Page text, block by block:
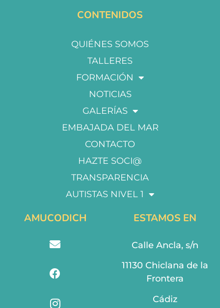
CONTENIDOS
QUIÉNES SOMOS
TALLERES
FORMACIÓN
NOTICIAS
GALERÍAS
EMBAJADA DEL MAR
CONTACTO
HAZTE SOCI@
TRANSPARENCIA
AUTISTAS NIVEL 1
AMUCODICH ESTAMOS EN
Calle Ancla, s/n
11130 Chiclana de la
Frontera
Cádiz